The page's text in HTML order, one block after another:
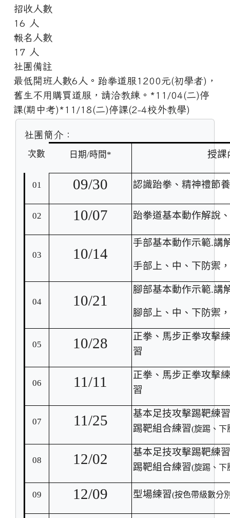
招收人數
16 人
報名人數
17 人
社團備註
最低開班人數6人。跆拳道服1200元(初學者)，
舊生不用購買道服，請洽教練。*11/04(二)停
課(期中考)*11/18(二)停課(2-4校外教學)
社團簡介：
次數
日期/時間 * 授課
01 09/30 認識跆拳、精神禮節
02 10/07 跆拳道基本動作解說
03 10/14
手部基本動作示範.講
手部上、中、下防禦
04 10/21
腳部基本動作示範.講
腳部上、中、下防禦
05 10/28
正拳、馬步正拳攻擊
習
06 11/11
正拳、馬步正拳攻擊
習
07 11/25
基本足技攻擊踢靶練習
踢靶組合練習(旋踢、下
08 12/02
基本足技攻擊踢靶練習
踢靶組合練習(旋踢、下
09 12/09 型場練習(按色帶級數分